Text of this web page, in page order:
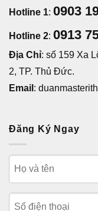
Hotline 1: 0903
Hotline 2: 0913
Địa Chỉ: số 159 Xa
2, TP. Thủ Đức.
Email :
Đăng Ký Ngay